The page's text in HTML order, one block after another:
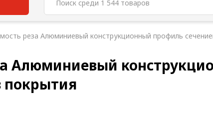
реза Алюминиевый конструкционный профиль
Алюминиевый
покрытия